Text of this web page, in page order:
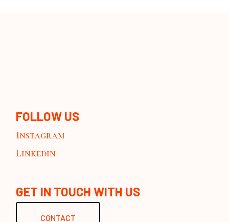
FOLLOW US
Instagram
Linkedin
GET IN TOUCH WITH US
CONTACT